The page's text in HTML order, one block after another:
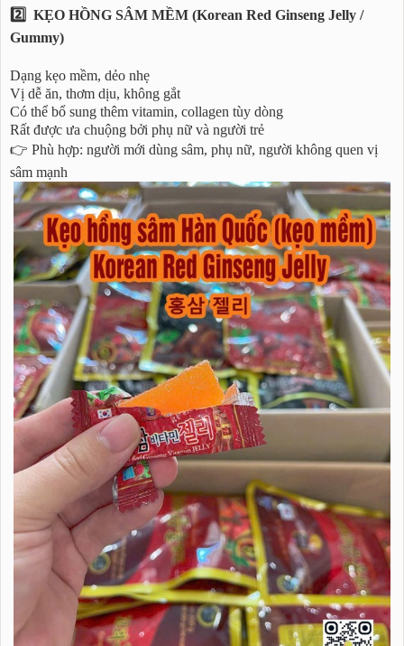
2️⃣ KẸO HỒNG SÂM MỀM (Korean Red Ginseng Jelly /
Gummy)
Dạng kẹo mềm, dẻo nhẹ
Vị dễ ăn, thơm dịu, không gắt
Có thể bổ sung thêm vitamin, collagen tùy dòng
Rất được ưa chuộng bởi phụ nữ và người trẻ
👉 Phù hợp: người mới dùng sâm, phụ nữ, người không quen vị
sâm mạnh